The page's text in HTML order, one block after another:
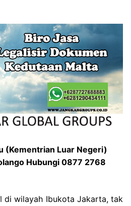
(Kementrian Luar Negeri)
Hubungi 0877 2768
di wilayah Ibukota Jakarta, tak